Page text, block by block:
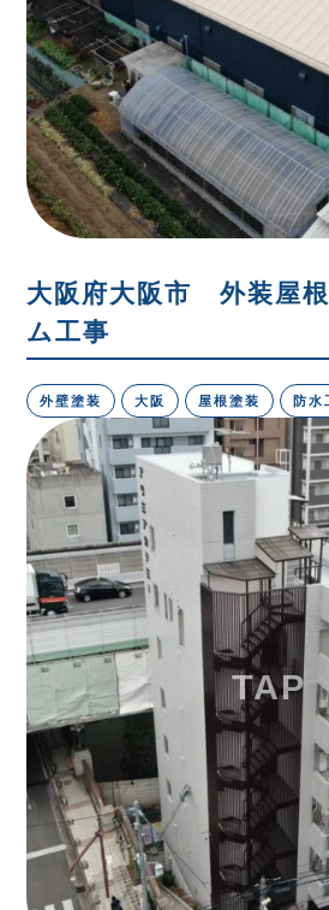
大阪府大阪市 外装屋
ム工事
外壁塗装 大阪 屋根塗装 防水